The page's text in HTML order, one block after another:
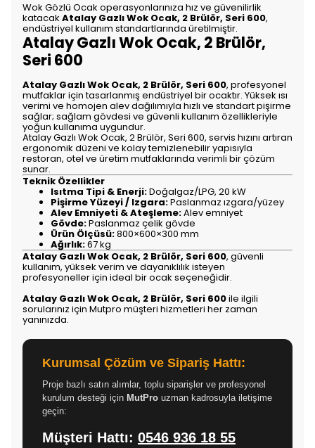
Wok Gözlü Ocak operasyonlarınıza hız ve güvenilirlik
katacak Atalay Gazlı Wok Ocak, 2 Brülör, Seri 600,
endüstriyel kullanım standartlarında üretilmiştir.
Atalay Gazlı Wok Ocak, 2 Brülör,
Seri 600
Atalay Gazlı Wok Ocak, 2 Brülör, Seri 600, profesyonel
mutfaklar için tasarlanmış endüstriyel bir ocaktır. Yüksek ısı
verimi ve homojen alev dağılımıyla hızlı ve standart pişirme
sağlar; sağlam gövdesi ve güvenli kullanım özellikleriyle
yoğun kullanıma uygundur.
Atalay Gazlı Wok Ocak, 2 Brülör, Seri 600, servis hızını artıran
ergonomik düzeni ve kolay temizlenebilir yapısıyla
restoran, otel ve üretim mutfaklarında verimli bir çözüm
sunar.
Teknik Özellikler
Isıtma Tipi & Enerji:Doğalgaz/LPG, 20 kW
Pişirme Yüzeyi / Izgara:Paslanmaz ızgara/yüzey
Alev Emniyeti & Ateşleme:Alev emniyet
Gövde:Paslanmaz çelik gövde
Ürün Ölçüsü:800×600×300 mm
Ağırlık:67 kg
Atalay Gazlı Wok Ocak, 2 Brülör, Seri 600, güvenli
kullanım, yüksek verim ve dayanıklılık isteyen
profesyoneller için ideal bir ocak seçeneğidir.
Atalay Gazlı Wok Ocak, 2 Brülör, Seri 600ile ilgili
sorularınız için Mutpro müşteri hizmetleri her zaman
yanınızda.
Kurumsal Çözüm ve Sipariş Hattı:
Proje bazlı satın alımlar, toplu siparişler ve profesyonel
kurulum desteği için MutPro uzman kadrosuyla iletişime
geçin:
Müşteri Hattı: 0546 936 18 55